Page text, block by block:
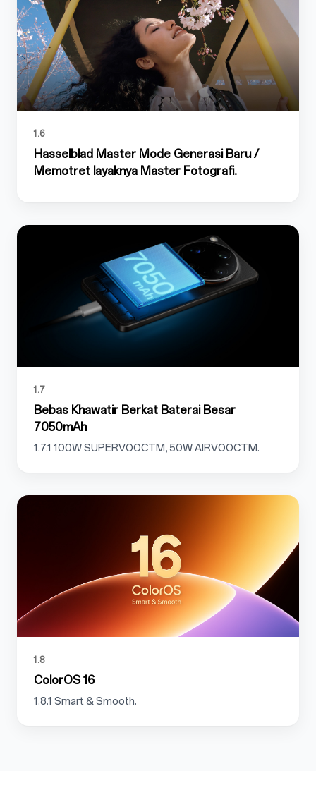
1.6
Hasselblad Master Mode Generasi Baru /
Memotret layaknya Master Fotografi.
1.7
Bebas Khawatir Berkat Baterai Besar
7050mAh
1.7.1 100W SUPERVOOCTM, 50W AIRVOOCTM.
1.8
ColorOS 16
1.8.1 Smart & Smooth.